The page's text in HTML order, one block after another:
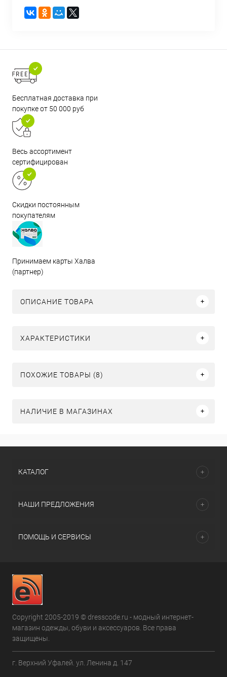
Бесплатная доставка при
покупке от 50 000 руб
Весь ассортимент
сертифицирован
Скидки постоянным
покупателям
Принимаем карты Халва
(партнер)
ОПИСАНИЕ ТОВАРА
ХАРАКТЕРИСТИКИ
ПОХОЖИЕ ТОВАРЫ (8)
НАЛИЧИЕ В МАГАЗИНАХ
КАТАЛОГ
НАШИ ПРЕДЛОЖЕНИЯ
ПОМОЩЬ И СЕРВИСЫ
Copyright 2005-2019 © dresscode.ru - модный интернет-
магазин одежды, обуви и аксессуаров. Все права
защищены.
г. Верхний Уфалей. ул. Ленина д. 147